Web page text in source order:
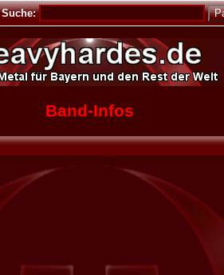
Suche:
Band-Infos